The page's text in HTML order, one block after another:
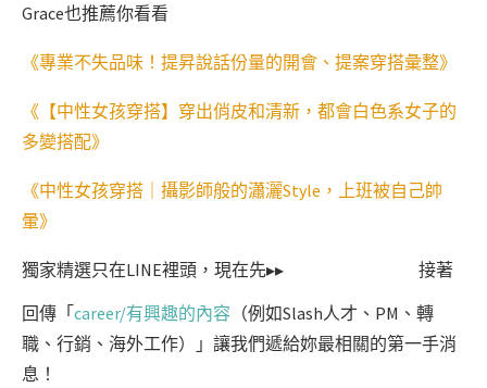
Grace也推薦你看看
《專業不失品味！提昇說話份量的開會、提案穿搭彙整》
《【中性女孩穿搭】穿出俏皮和清新，都會白色系女子的
多變搭配》
《中性女孩穿搭｜攝影師般的瀟灑Style，上班被自己帥
暈》
獨家精選只在LINE裡頭，現在先▸▸
接著
回傳「career/有興趣的內容 （例如Slash人才、PM、轉
職、行銷、海外工作）」讓我們遞給妳最相關的第一手消
息！